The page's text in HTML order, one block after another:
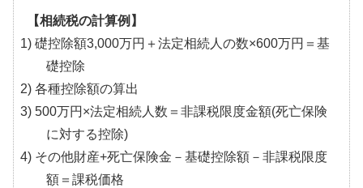
【相続税の計算例】
1) 礎控除額3,000万円＋法定相続人の数×600万円＝基
礎控除
2) 各種控除額の算出
3) 500万円×法定相続人数＝非課税限度金額(死亡保険
に対する控除)
4) その他財産+死亡保険金－基礎控除額－非課税限度
額＝課税価格